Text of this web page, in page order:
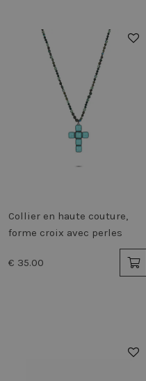
Collier en haute couture,
forme croix avec perles
€ 35.00